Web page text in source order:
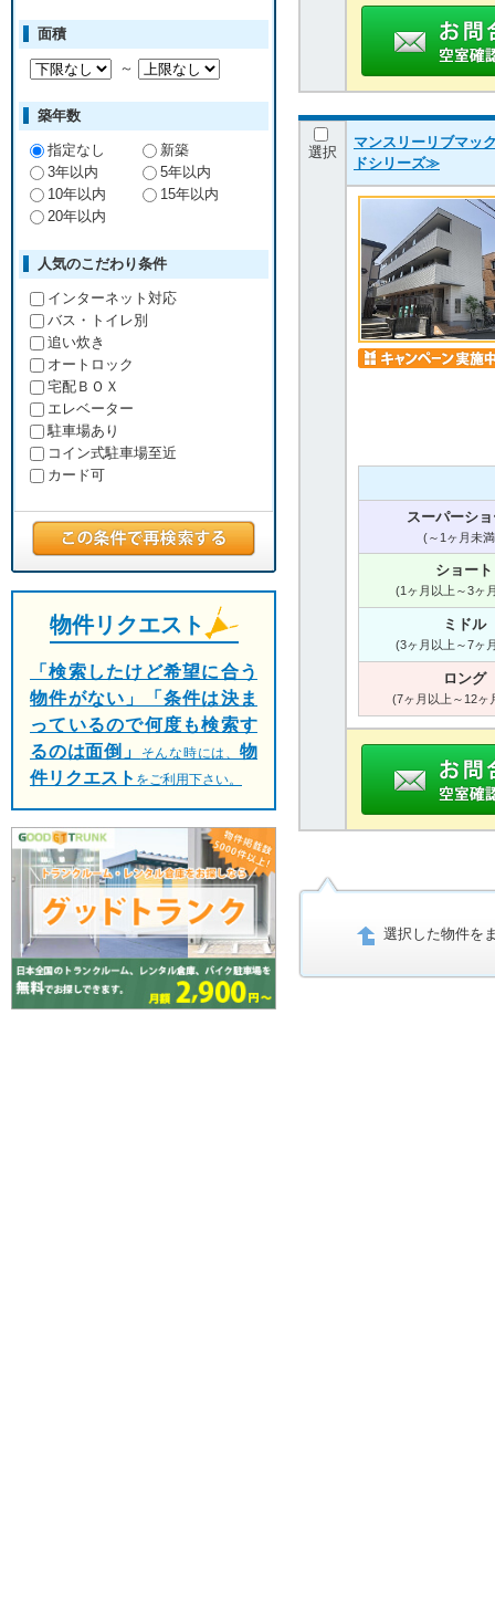
選択
マンスリーリブマッ
ドシリーズ≫
スーパーシ
(～1ヶ月未
ショート
(1ヶ月以上～3ヶ
ミドル
(3ヶ月以上～7ヶ
ロング
(7ヶ月以上～12ヶ
選択した物件を
面積
～
築年数
指定なし
新築
3年以内
5年以内
10年以内
15年以内
20年以内
人気のこだわり条件
インターネット対応
バス・トイレ別
追い炊き
オートロック
宅配ＢＯＸ
エレベーター
駐車場あり
コイン式駐車場至近
カード可
物件リクエスト
「検索したけど希望に合う
物件がない」「条件は決ま
っているので何度も検索す
るのは面倒」
そんな時には、物
件リクエスト をご利用下さい。